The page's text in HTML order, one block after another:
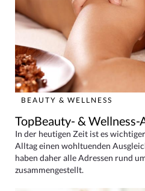
BEAUTY & WELLNESS
TopBeauty- & Wellness-
In der heutigen Zeit ist es
Alltag einen wohltuenden
haben daher alle Adressen rund
zusammengestellt.